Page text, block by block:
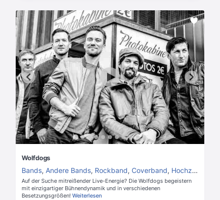
Wolfdogs
Bands, Andere Bands, Rockband, Coverband, Hochzeitsband
Auf der Suche mitreißender Live-Energie? Die Wolfdogs begeistern
mit einzigartiger Bühnendynamik und in verschiedenen
Besetzungsgrößen! Weiterlesen